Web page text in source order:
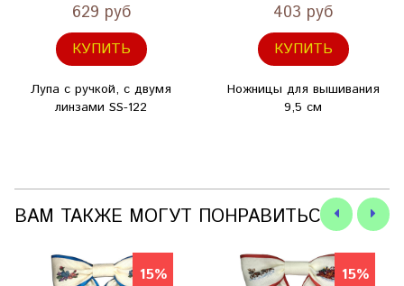
629 руб
КУПИТЬ
Лупа с ручкой, с двумя
линзами SS-122
403 руб
КУПИТЬ
Ножницы для вышивания
9,5 см
ВАМ ТАКЖЕ МОГУТ ПОНРАВИТЬСЯ
15% 15%